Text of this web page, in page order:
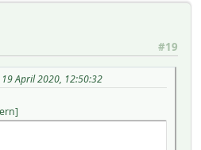
#19
April 2020, 12:50:32